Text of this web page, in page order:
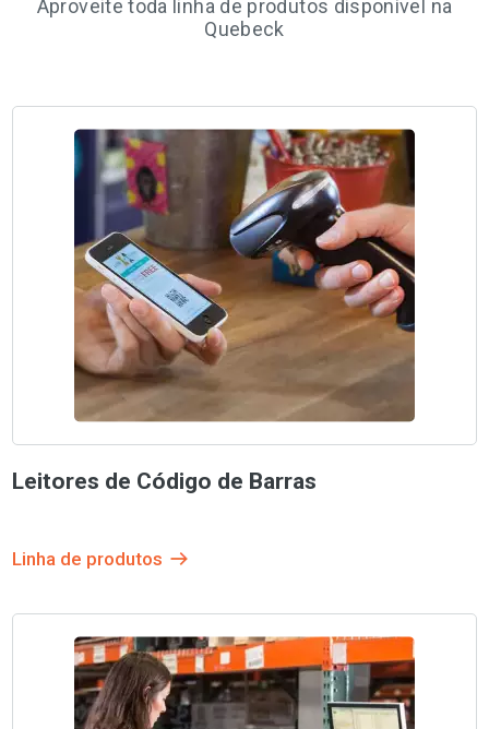
Aproveite toda linha de produtos disponível na
Quebeck
Leitores de Código de Barras
Linha de produtos